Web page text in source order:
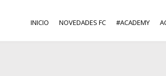
INICIO NOVEDADES FC #ACADEMY